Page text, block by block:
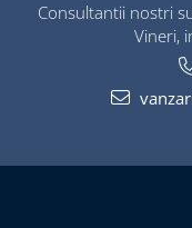
Consultantii nostri
Vineri,